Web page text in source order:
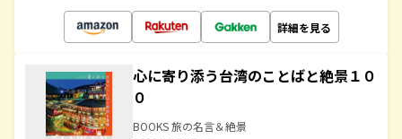
詳細を見る
心に寄り添う台湾のことばと絶景１０
０
BOOKS 旅の名言＆絶景